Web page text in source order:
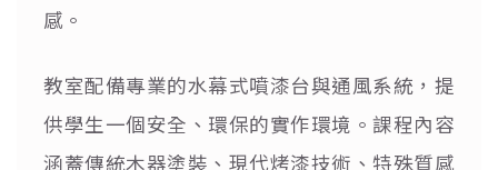
感。
教室配備專業的水幕式噴漆台與通風系統，提
供學生一個安全、環保的實作環境。課程內容
涵蓋傳統木器塗裝、現代烤漆技術、特殊質感